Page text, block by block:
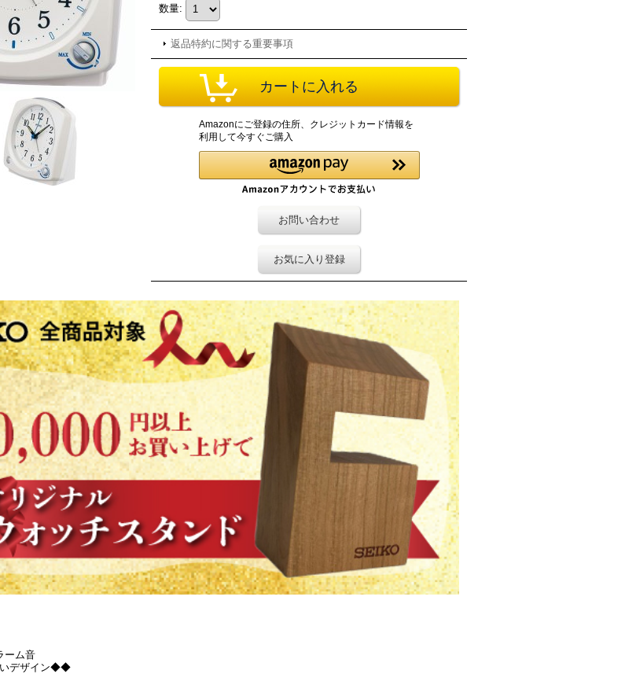
数量:
返品特約に関する重要事項
Amazonにご登録の住所、クレジットカード情報を
利用して今すぐご購入
お問い合わせ
お気に入り登録
ーム音
いデザイン◆◆